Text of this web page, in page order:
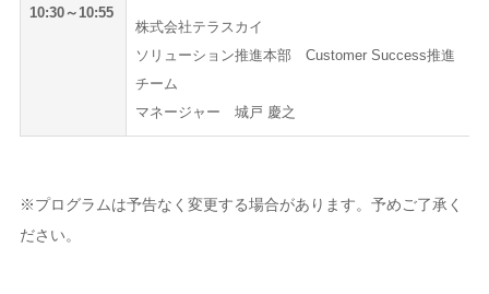
10:30～10:55
株式会社テラスカイ
ソリューション推進本部 Customer Success推進
チーム
マネージャー 城戸 慶之
※プログラムは予告なく変更する場合があります。予めご了承く
ださい。